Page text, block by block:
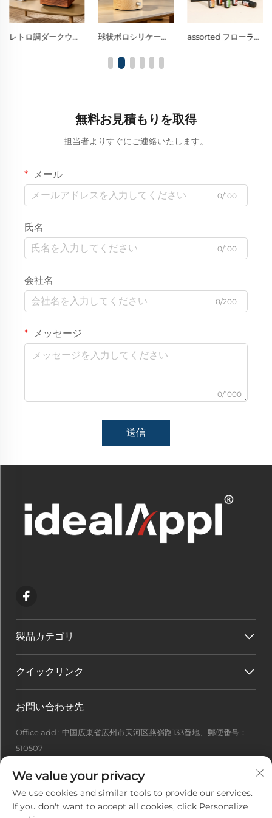
レトロ調ダークウッドとガラス製のウォーターレスアトマイジングディフューザー（シングルノブ式芳香拡散器）、ウォームな環境照明を提供 球状ボロシリケートガラス製ネブライズディフューザー／シングルノブ式・ウォームLED装飾ナイトライト assorted フローラル系・フレッシュ系香りのアロマオイル（空気清浄・ストレス緩和効果があり、生活のあらゆるシーンで活用可能）
無料お見積もりを取得
担当者よりすぐにご連絡いたします。
メール
0/100
氏名
0/100
会社名
0/200
メッセージ
0/1000
送信
製品カテゴリ
クイックリンク
お問い合わせ先
Office add : 中国広東省広州市天河区燕嶺路133番地、郵便番号：
510507
+86-13922415049
We value your privacy
We use cookies and similar tools to provide our services.
If you don't want to accept all cookies, click Personalize